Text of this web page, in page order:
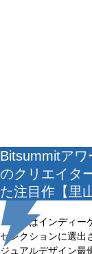
Bitsummitア
のクリエイタ
た注目作【里
本作はインディー
セレクションに選出
ジュアルデザイン最